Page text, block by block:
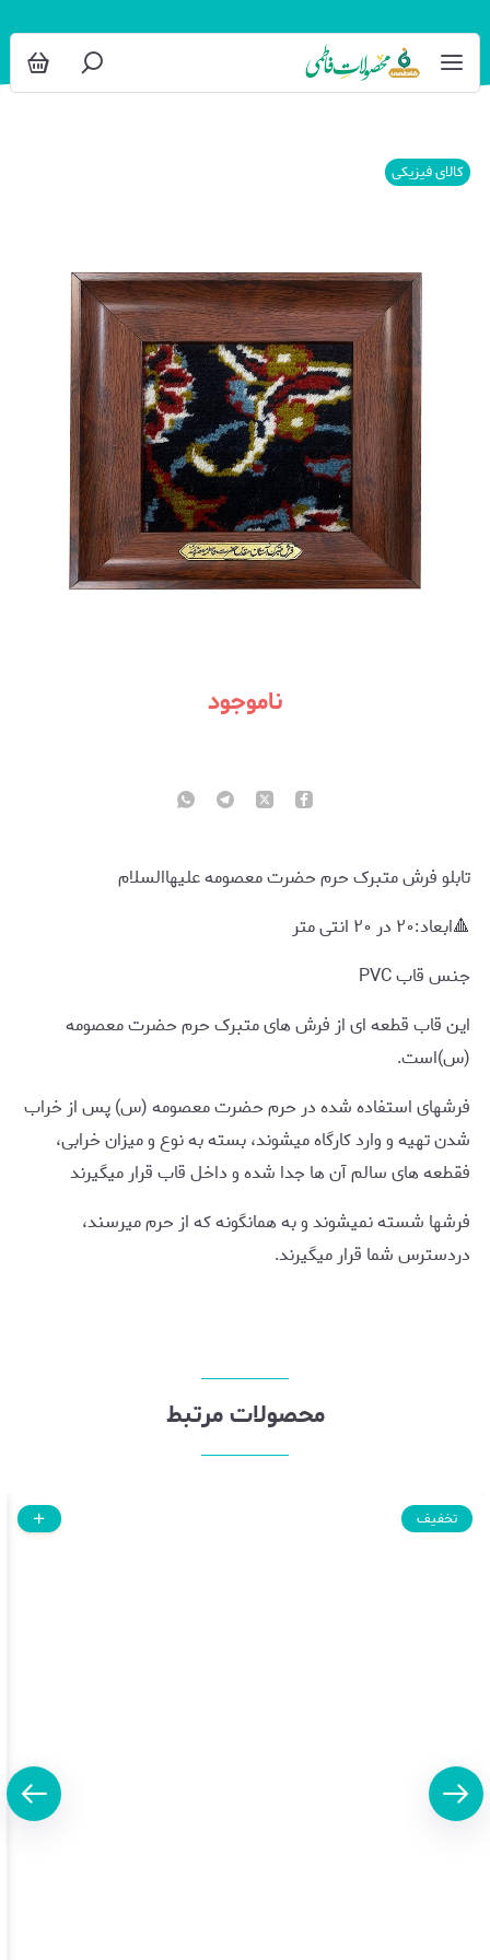
کالای فیزیکی
ناموجود
تابلو فرش متبرک حرم حضرت معصومه علیهاالسلام
🔺ابعاد:۲۰ در ۲۰ انتی متر
جنس قاب PVC
این قاب قطعه ای از فرش های متبرک حرم حضرت معصومه
(س)است.
فرشهای استفاده شده در حرم حضرت معصومه (س) پس از خراب
شدن تهیه و وارد کارگاه میشوند، بسته به نوع و میزان خرابی،
فقطعه های سالم آن ها جدا شده و داخل قاب قرار میگیرند
فرشها شسته نمیشوند و به همانگونه که از حرم میرسند،
دردسترس شما قرار میگیرند.
محصولات مرتبط
تخفیف